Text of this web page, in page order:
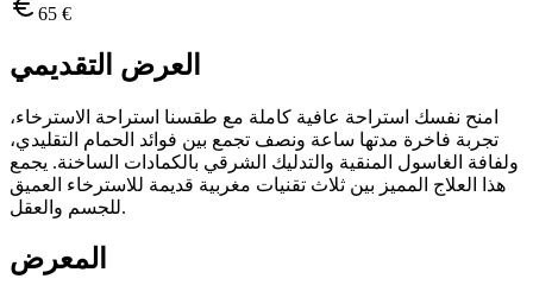
65 €
العرض التقديمي
امنح نفسك استراحة عافية كاملة مع طقسنا استراحة الاسترخاء،
تجربة فاخرة مدتها ساعة ونصف تجمع بين فوائد الحمام التقليدي،
ولفافة الغاسول المنقية والتدليك الشرقي بالكمادات الساخنة. يجمع
هذا العلاج المميز بين ثلاث تقنيات مغربية قديمة للاسترخاء العميق
للجسم والعقل.
المعرض